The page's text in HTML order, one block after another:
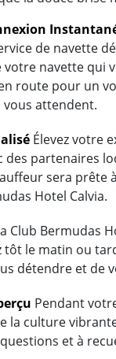
de navette
navette
route pour un
attendent.
Élevez votre
partenaires
sera
Hotel Calvia.
Club Bermudas
le matin ou
détendre et
Pendant
la culture
et à